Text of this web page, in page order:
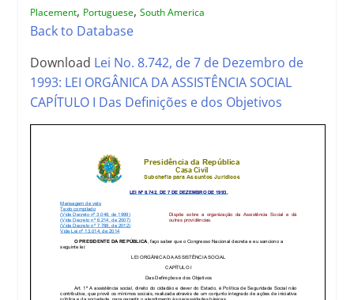
Placement, Portuguese, South America
Back to Database
Download Lei No. 8.742, de 7 de Dezembro de
1993: LEI ORGÂNICA DA ASSISTÊNCIA SOCIAL
CAPÍTULO I Das Definições e dos Objetivos